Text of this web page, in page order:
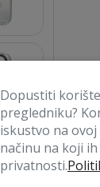
Dopustiti
pregledniku?
iskustvo na ovoj
načinu na koji
privatnosti.